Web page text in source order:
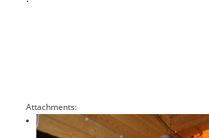
Attachments: